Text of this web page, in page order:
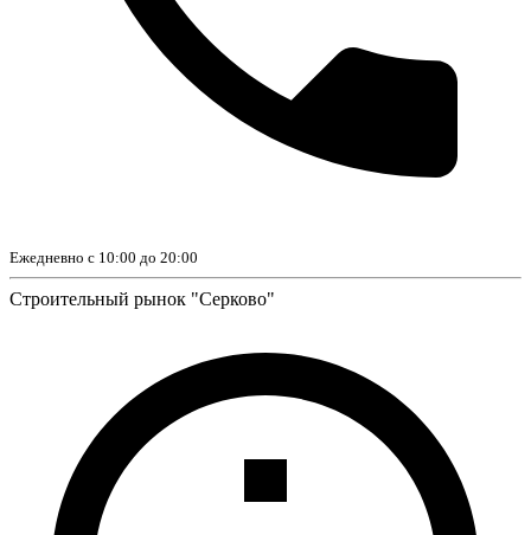
Ежедневно с 10:00 до 20:00
Строительный рынок "Серково"